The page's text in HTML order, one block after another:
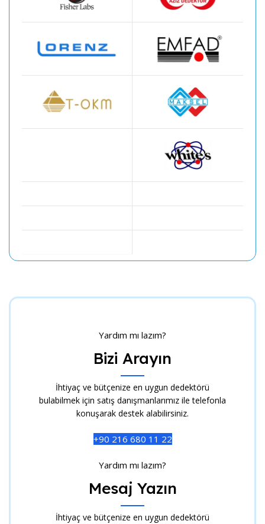
Yardım mı lazım?
Bizi Arayın
İhtiyaç ve bütçenize en uygun dedektörü
bulabilmek için satış danışmanlarımız ile telefonla
konuşarak destek alabilirsiniz.
+90 216 680 11 22
Yardım mı lazım?
Mesaj Yazın
İhtiyaç ve bütçenize en uygun dedektörü